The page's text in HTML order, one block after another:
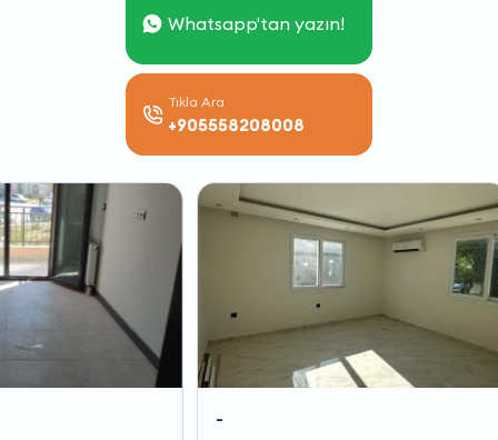
Whatsapp'tan yazın!
Tıkla Ara
+905558208008